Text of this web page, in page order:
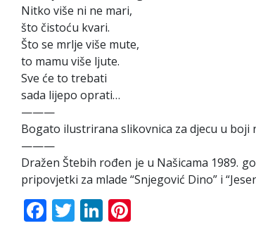
Nitko više ni ne mari,
što čistoću kvari.
Što se mrlje više mute,
to mamu više ljute.
Sve će to trebati
sada lijepo oprati…
———
Bogato ilustrirana slikovnica za djecu u boji
———
Dražen Štebih rođen je u Našicama 1989.
pripovjetki za mlade “Snjegović Dino” i
Facebook
TwitterLinkedIn